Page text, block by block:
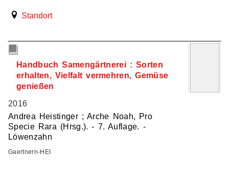
Standort
6
Handbuch Samengärtnerei : Sorten
erhalten, Vielfalt vermehren, Gemüse
genießen
2016
Andrea Heistinger ; Arche Noah, Pro
Specie Rara (Hrsg.). - 7. Auflage. -
Löwenzahn
Gaertnern-HEI